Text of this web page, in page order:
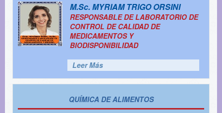
M.Sc. MYRIAM TRIGO ORSINI
RESPONSABLE DE LABORATORIO DE
CONTROL DE CALIDAD DE
MEDICAMENTOS Y
BIODISPONIBILIDAD
Leer Más
QUÍMICA DE ALIMENTOS